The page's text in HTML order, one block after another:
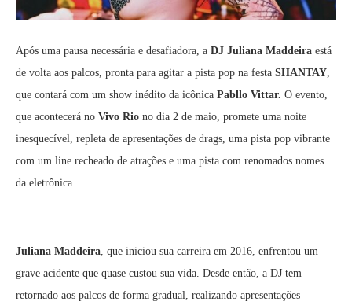
Após uma pausa necessária e desafiadora, a DJ Juliana Maddeira está
de volta aos palcos, pronta para agitar a pista pop na festa SHANTAY,
que contará com um show inédito da icônica Pabllo Vittar. O evento,
que acontecerá no Vivo Rio no dia 2 de maio, promete uma noite
inesquecível, repleta de apresentações de drags, uma pista pop vibrante
com um line recheado de atrações e uma pista com renomados nomes
da eletrônica.
Juliana Maddeira, que iniciou sua carreira em 2016, enfrentou um
grave acidente que quase custou sua vida. Desde então, a DJ tem
retornado aos palcos de forma gradual, realizando apresentações